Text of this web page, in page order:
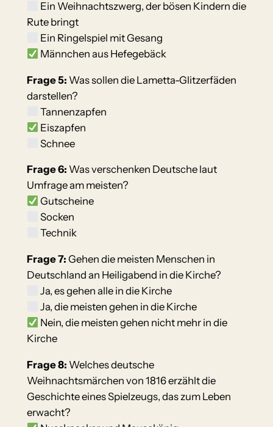
Ein Weihnachtszwerg, der bösen Kindern die
Rute bringt
Ein Ringelspiel mit Gesang
Männchen aus Hefegebäck
Frage 5: Was sollen die Lametta-Glitzerfäden
darstellen?
Tannenzapfen
Eiszapfen
Schnee
Frage 6: Was verschenken Deutsche laut
Umfrage am meisten?
Gutscheine
Socken
Technik
Frage 7: Gehen die meisten Menschen in
Deutschland an Heiligabend in die Kirche?
Ja, es gehen alle in die Kirche
Ja, die meisten gehen in die Kirche
Nein, die meisten gehen nicht mehr in die
Kirche
Frage 8: Welches deutsche
Weihnachtsmärchen von 1816 erzählt die
Geschichte eines Spielzeugs, das zum Leben
erwacht?